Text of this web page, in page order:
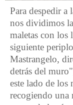
Para despedir a
nos dividimos
maletas con los
siguiente
Mastrangelo,
detrás del
este lado de los
recogiendo una